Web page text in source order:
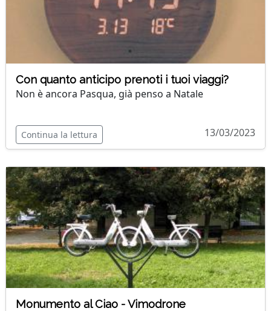
Con quanto anticipo prenoti i tuoi viaggi?
Non è ancora Pasqua, già penso a Natale
Continua la lettura 13/03/2023
Monumento al Ciao - Vimodrone